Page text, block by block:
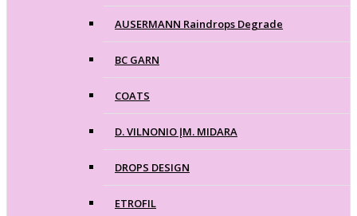
AUSERMANN Raindrops Degrade
BC GARN
COATS
D. VILNONIO ĮM. MIDARA
DROPS DESIGN
ETROFIL